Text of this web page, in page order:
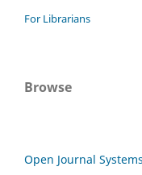
For Librarians
Browse
Open Journal Systems